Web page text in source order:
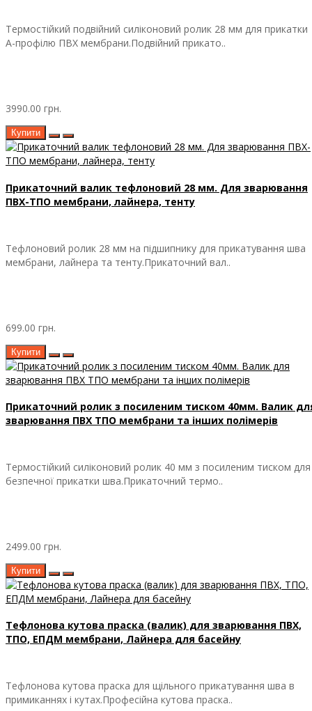
Термостійкий подвійний силіконовий ролик 28 мм для прикатки
А-профілю ПВХ мембрани.Подвійний прикато..
3990.00 грн.
Купити
Прикаточний валик тефлоновий 28 мм. Для зварювання
ПВХ-ТПО мембрани, лайнера, тенту
Тефлоновий ролик 28 мм на підшипнику для прикатування шва
мембрани, лайнера та тенту.Прикаточний вал..
699.00 грн.
Купити
Прикаточний ролик з посиленим тиском 40мм. Валик
зварювання ПВХ ТПО мембрани та інших полімерів
Термостійкий силіконовий ролик 40 мм з посиленим тиском для
безпечної прикатки шва.Прикаточний термо..
2499.00 грн.
Купити
Тефлонова кутова праска (валик) для зварювання ПВХ,
ТПО, ЕПДМ мембрани, Лайнера для басейну
Тефлонова кутова праска для щільного прикатування шва в
примиканнях і кутах.Професійна кутова праска..